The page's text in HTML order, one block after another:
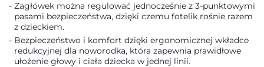
Zagłówek można regulować jednocześnie z 3-punktowymi
pasami bezpieczeństwa, dzięki czemu fotelik rośnie razem
z dzieckiem.
Bezpieczeństwo i komfort dzięki ergonomicznej wkładce
redukcyjnej dla noworodka, która zapewnia prawidłowe
ułożenie głowy i ciała dziecka w jednej linii.